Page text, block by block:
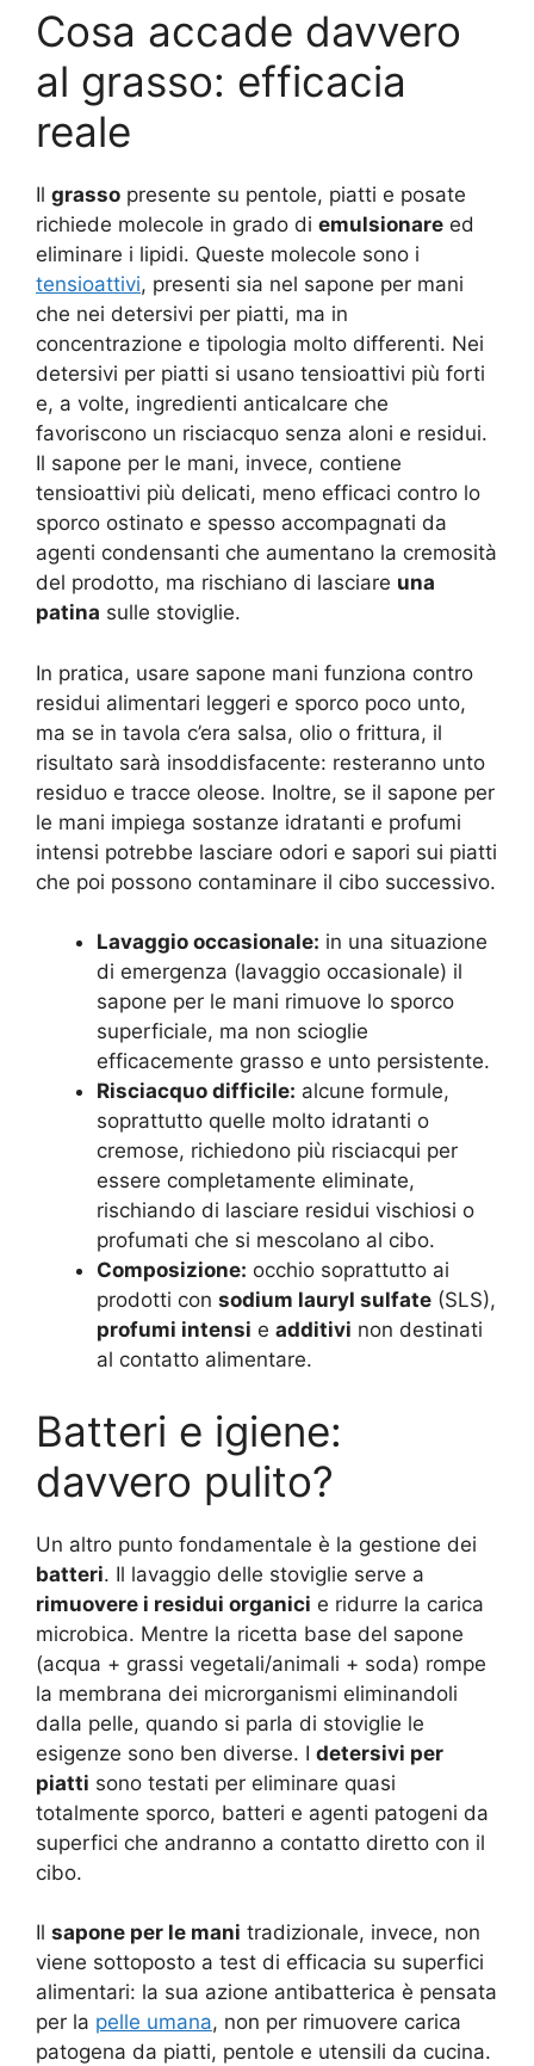
Cosa accade davvero
al grasso: efficacia
reale
Il grasso presente su pentole, piatti e posate
richiede molecole in grado di emulsionare ed
eliminare i lipidi. Queste molecole sono i
tensioattivi, presenti sia nel sapone per mani
che nei detersivi per piatti, ma in
concentrazione e tipologia molto differenti. Nei
detersivi per piatti si usano tensioattivi più forti
e, a volte, ingredienti anticalcare che
favoriscono un risciacquo senza aloni e residui.
Il sapone per le mani, invece, contiene
tensioattivi più delicati, meno efficaci contro lo
sporco ostinato e spesso accompagnati da
agenti condensanti che aumentano la cremosità
del prodotto, ma rischiano di lasciare una
patina sulle stoviglie.
In pratica, usare sapone mani funziona contro
residui alimentari leggeri e sporco poco unto,
ma se in tavola c’era salsa, olio o frittura, il
risultato sarà insoddisfacente: resteranno unto
residuo e tracce oleose. Inoltre, se il sapone per
le mani impiega sostanze idratanti e profumi
intensi potrebbe lasciare odori e sapori sui piatti
che poi possono contaminare il cibo successivo.
Lavaggio occasionale: in una situazione
di emergenza (lavaggio occasionale) il
sapone per le mani rimuove lo sporco
superficiale, ma non scioglie
efficacemente grasso e unto persistente.
Risciacquo difficile: alcune formule,
soprattutto quelle molto idratanti o
cremose, richiedono più risciacqui per
essere completamente eliminate,
rischiando di lasciare residui vischiosi o
profumati che si mescolano al cibo.
Composizione: occhio soprattutto ai
prodotti con sodium lauryl sulfate (SLS),
profumi intensi e additivi non destinati
al contatto alimentare.
Batteri e igiene:
davvero pulito?
Un altro punto fondamentale è la gestione dei
batteri. Il lavaggio delle stoviglie serve a
rimuovere i residui organici e ridurre la carica
microbica. Mentre la ricetta base del sapone
(acqua + grassi vegetali/animali + soda) rompe
la membrana dei microrganismi eliminandoli
dalla pelle, quando si parla di stoviglie le
esigenze sono ben diverse. I detersivi per
piatti sono testati per eliminare quasi
totalmente sporco, batteri e agenti patogeni da
superfici che andranno a contatto diretto con il
cibo.
Il sapone per le mani tradizionale, invece, non
viene sottoposto a test di efficacia su superfici
alimentari: la sua azione antibatterica è pensata
per la pelle umana, non per rimuovere carica
patogena da piatti, pentole e utensili da cucina.